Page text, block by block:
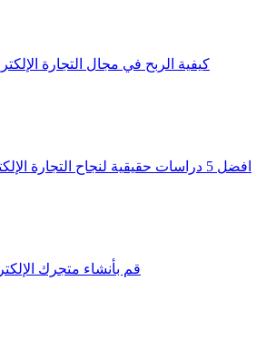
كيفية الربح في مجال التجارة
افضل 5 دراسات حقيقية لنجاح التجارة الإلكترونية في دول الخليج
قم بأنشاء متجرك